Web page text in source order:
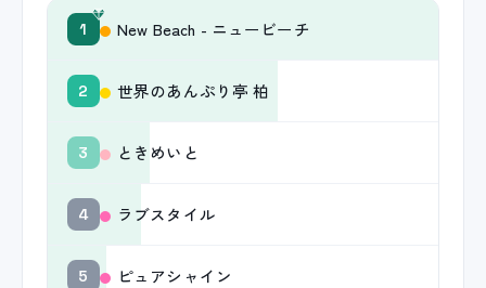
1 New Beach - ニュービーチ
2 世界のあんぷり亭 柏
3 ときめいと
4 ラブスタイル
5 ピュアシャイン